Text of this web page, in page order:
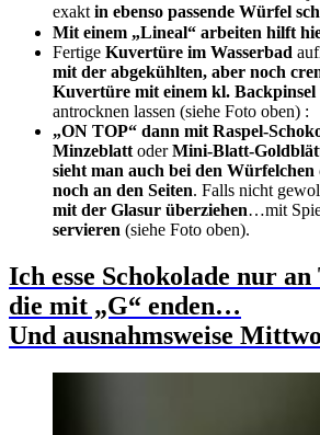
exaktin ebenso passende Würfel
Mit einem „Lineal“ arbeiten hilft
Fertige Kuvertüre im Wasserbad
mit der abgekühlten, aber noch
Kuvertüre mit einem kl. Backpinsel
antrocknen lassen (siehe Foto oben) :
„ON TOP“ dann mit Raspel-
MinzeblattoderMini-Blatt-­
sieht man auch bei den
noch an den Seiten. Falls nicht
mit der Glasur überziehen…mit
servieren (siehe Foto oben).
Ich esse Schokolade nur an
die mit „G“ enden…
Und ausnahmsweise